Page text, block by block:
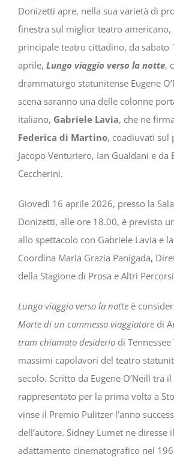
Donizetti apre, nella sua varietà di
finestra sul miglior teatro americano,
principale teatro cittadino, da sabato
aprile, Lungo viaggio verso la notte,
drammaturgo statunitense Eugene
scena saranno una delle colonne
italiano, Gabriele Lavia, che ne
Federica di Martino, coadiuvati sul
Jacopo Venturiero, Ian Gualdani e da
Ceccherini.
Giovedì 16 aprile 2026, presso la
Donizetti, alle ore 18.00, è previsto
allo spettacolo con Gabriele Lavia e
Coordina Maria Grazia Panigada,
della Stagione di Prosa e Altri
Lungo viaggio verso la notteè
Morte di un commesso viaggiatoredi
tram chiamato desideriodi
massimi capolavori del teatro
secolo. Scritto da Eugene O’Neill tra
rappresentato per la prima volta a
vinse il Premio Pulitzer l’anno
dell’autore. Sidney Lumet ne diresse
adattamento cinematografico nel